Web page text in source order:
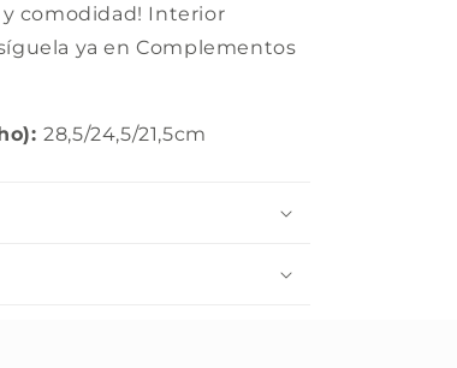
comodidad! Interior
ya en Complementos
28,5/24,5/21,5cm